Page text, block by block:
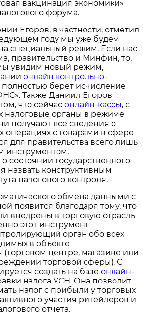
вакцинация экономики»
форума.
Егоров, в частности, отметил
году мы уже будем
специальный режим. Если нас
правительство и Минфин, то,
увидим новый режим,
онлайн контрольно-
полностью берёт исчисление
Также Даниил Егоров
что сейчас онлайн-кассы, с
налоговые органы в режиме
получают все сведения о
операциях с товарами в сфере
для правительства всего лишь
инструментом,
состоянии государственного
назвать конструктивным
налогового контроля.
обмена данными с
появится благодаря тому, что
внедрены в торговую отрасль
этот инструмент
орган обо всех
в объекте
центре, магазине или
торговой сферы). С
создать на базе онлайн-
налога УСН. Она позволит
налог с прибыли у торговых
участия ритейлеров и
отчёта.